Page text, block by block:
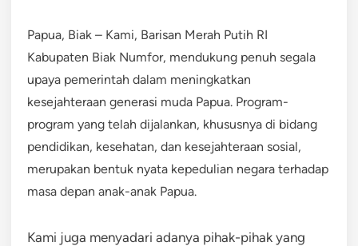
Papua, Biak – Kami, Barisan Merah Putih RI
Kabupaten Biak Numfor, mendukung penuh segala
upaya pemerintah dalam meningkatkan
kesejahteraan generasi muda Papua. Program-
program yang telah dijalankan, khususnya di bidang
pendidikan, kesehatan, dan kesejahteraan sosial,
merupakan bentuk nyata kepedulian negara terhadap
masa depan anak-anak Papua.
Kami juga menyadari adanya pihak-pihak yang